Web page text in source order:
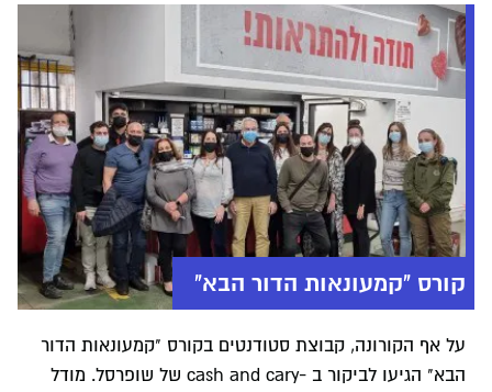
קורס "קמעונאות הדור הבא"
על אף הקורונה, קבוצת סטודנטים בקורס "קמעונאות הדור
הבא" הגיעו לביקור ב -cash and cary של שופרסל. מודל